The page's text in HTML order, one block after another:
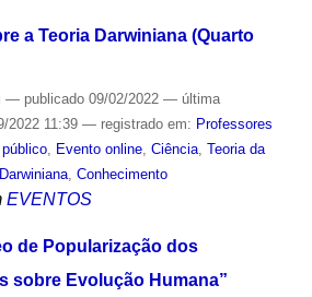
a Teoria Darwiniana (Quarto
— publicado09/02/2022 — última
2022 11:39 — registrado em: Professores
, Evento online, Ciência, Teoria da
, Conhecimento
EVENTOS
de Popularização dos
sobre Evolução Humana”